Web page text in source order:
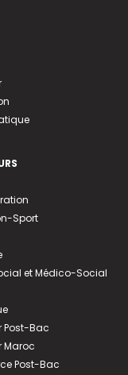
Sport
et Médico-Social
Post-Bac
Maroc
Post-Bac